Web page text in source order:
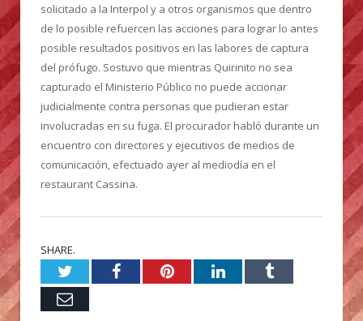
solicitado a la Interpol y a otros organismos que dentro
de lo posible refuercen las acciones para lograr lo antes
posible resultados positivos en las labores de captura
del prófugo. Sostuvo que mientras Quirinito no sea
capturado el Ministerio Público no puede accionar
judicialmente contra personas que pudieran estar
involucradas en su fuga. El procurador habló durante un
encuentro con directores y ejecutivos de medios de
comunicación, efectuado ayer al mediodía en el
restaurant Cassina.
SHARE.
TwitterFacebookPinterestLinkedInTumblr
Email